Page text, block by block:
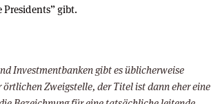
gibt.
Investmentbanken gibt es üblicherweise
Zweigstelle, der Titel ist dann eher eine